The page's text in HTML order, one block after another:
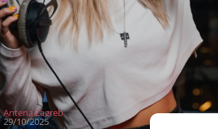
Antena Zagreb
29/10/2025